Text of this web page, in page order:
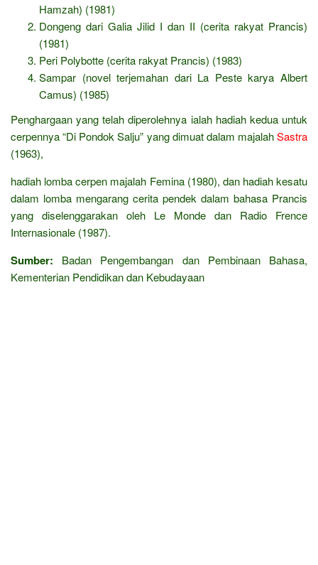
Hamzah) (1981)
Dongeng dari Galia Jilid I dan II (cerita rakyat Prancis)
(1981)
Peri Polybotte (cerita rakyat Prancis) (1983)
Sampar (novel terjemahan dari La Peste karya Albert
Camus) (1985)
Penghargaan yang telah diperolehnya ialah hadiah kedua untuk
cerpennya “Di Pondok Salju” yang dimuat dalam majalahSastra
(1963),
hadiah lomba cerpen majalah Femina (1980), dan hadiah kesatu
dalam lomba mengarang cerita pendek dalam bahasa Prancis
yang diselenggarakan oleh Le Monde dan Radio Frence
Internasionale (1987).
Sumber: Badan Pengembangan dan Pembinaan Bahasa,
Kementerian Pendidikan dan Kebudayaan